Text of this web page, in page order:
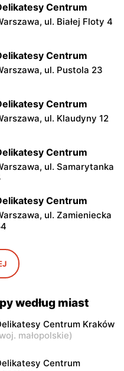
Centrum
ul. Białej Floty 4
Centrum
ul. Pustola 23
Centrum
ul. Klaudyny 12
Centrum
ul. Samarytanka
Centrum
ul. Zamieniecka
Centrum
ul. Franciszka
44
Delikatesy Centrum
Warszawa, ul. Béli Bartóka
ul. Starodęby 8
według miast
Centrum Kraków
małopolskie)
Centrum